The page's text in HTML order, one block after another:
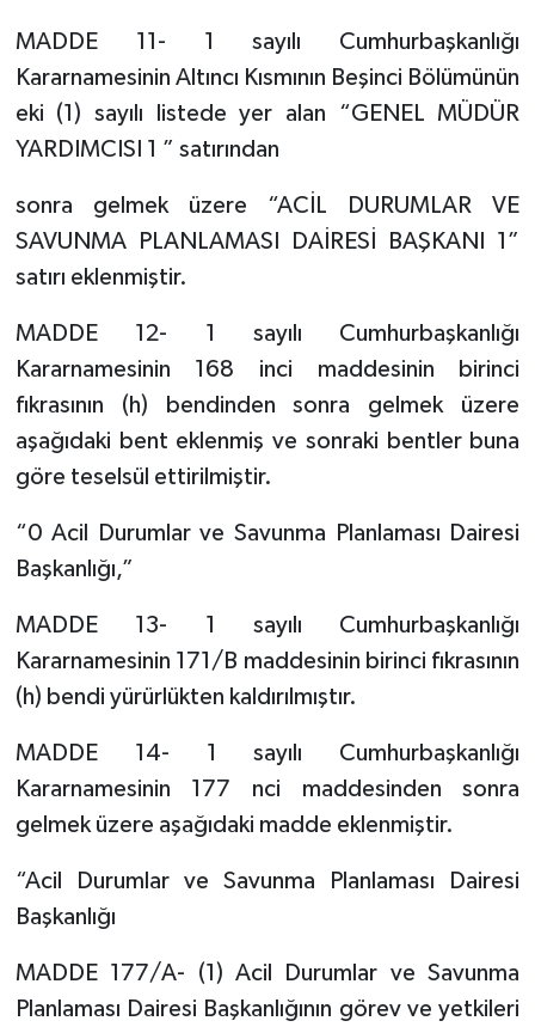
MADDE 11- 1 sayılı Cumhurbaşkanlığı
Kararnamesinin Altıncı Kısmının Beşinci Bölümünün
eki (1) sayılı listede yer alan “GENEL MÜDÜR
YARDIMCISI 1 ” satırından
sonra gelmek üzere “ACİL DURUMLAR VE
SAVUNMA PLANLAMASI DAİRESİ BAŞKANI 1”
satırı eklenmiştir.
MADDE 12- 1 sayılı Cumhurbaşkanlığı
Kararnamesinin 168 inci maddesinin birinci
fıkrasının (h) bendinden sonra gelmek üzere
aşağıdaki bent eklenmiş ve sonraki bentler buna
göre teselsül ettirilmiştir.
“0 Acil Durumlar ve Savunma Planlaması Dairesi
Başkanlığı,”
MADDE 13- 1 sayılı Cumhurbaşkanlığı
Kararnamesinin 171/B maddesinin birinci fıkrasının
(h) bendi yürürlükten kaldırılmıştır.
MADDE 14- 1 sayılı Cumhurbaşkanlığı
Kararnamesinin 177 nci maddesinden sonra
gelmek üzere aşağıdaki madde eklenmiştir.
“Acil Durumlar ve Savunma Planlaması Dairesi
Başkanlığı
MADDE 177/A- (1) Acil Durumlar ve Savunma
Planlaması Dairesi Başkanlığının görev ve yetkileri